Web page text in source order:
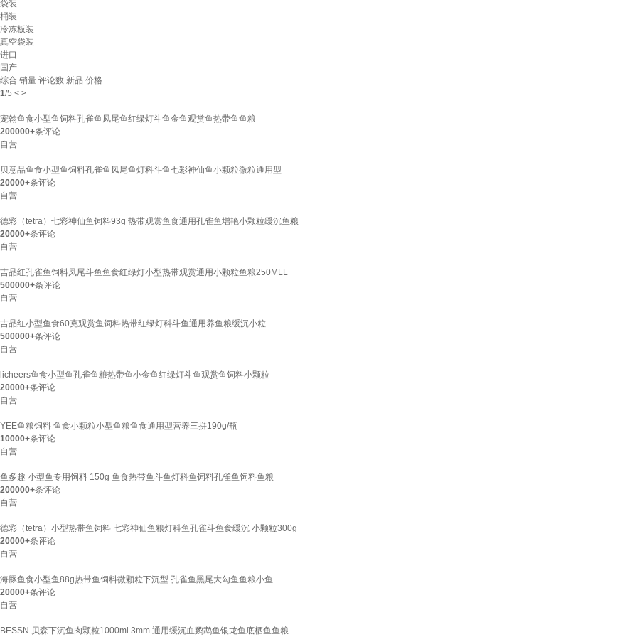
袋装
桶装
冷冻板装
真空袋装
进口
国产
综合 销量 评论数 新品 价格
1/5 < >
宠翰鱼食小型鱼饲料孔雀鱼凤尾鱼红绿灯斗鱼金鱼观赏鱼热带鱼鱼粮
200000+条评论
自营
贝意品鱼食小型鱼饲料孔雀鱼凤尾鱼灯科斗鱼七彩神仙鱼小颗粒微粒通用型
20000+条评论
自营
德彩（tetra）七彩神仙鱼饲料93g 热带观赏鱼食通用孔雀鱼增艳小颗粒缓沉鱼粮
20000+条评论
自营
吉品红孔雀鱼饲料凤尾斗鱼鱼食红绿灯小型热带观赏通用小颗粒鱼粮250MLL
500000+条评论
自营
吉品红小型鱼食60克观赏鱼饲料热带红绿灯科斗鱼通用养鱼粮缓沉小粒
500000+条评论
自营
licheers鱼食小型鱼孔雀鱼粮热带鱼小金鱼红绿灯斗鱼观赏鱼饲料小颗粒
20000+条评论
自营
YEE鱼粮饲料 鱼食小颗粒小型鱼粮鱼食通用型营养三拼190g/瓶
10000+条评论
自营
鱼多趣 小型鱼专用饲料 150g 鱼食热带鱼斗鱼灯科鱼饲料孔雀鱼饲料鱼粮
200000+条评论
自营
德彩（tetra）小型热带鱼饲料 七彩神仙鱼粮灯科鱼孔雀斗鱼食缓沉 小颗粒300g
20000+条评论
自营
海豚鱼食小型鱼88g热带鱼饲料微颗粒下沉型 孔雀鱼黑尾大勾鱼鱼粮小鱼
20000+条评论
自营
BESSN 贝森下沉鱼肉颗粒1000ml 3mm 通用缓沉血鹦鹉鱼银龙鱼底栖鱼鱼粮